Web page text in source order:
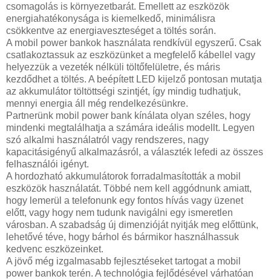
csomagolás is környezetbarát. Emellett az eszközök
energiahatékonysága is kiemelkedő, minimálisra
csökkentve az energiaveszteséget a töltés során.
A mobil power bankok használata rendkívül egyszerű. Csak
csatlakoztassuk az eszközünket a megfelelő kábellel vagy
helyezzük a vezeték nélküli töltőfelületre, és máris
kezdődhet a töltés. A beépített LED kijelző pontosan mutatja
az akkumulátor töltöttségi szintjét, így mindig tudhatjuk,
mennyi energia áll még rendelkezésünkre.
Partnerünk mobil power bank kínálata olyan széles, hogy
mindenki megtalálhatja a számára ideális modellt. Legyen
szó alkalmi használatról vagy rendszeres, nagy
kapacitásigényű alkalmazásról, a választék lefedi az összes
felhasználói igényt.
A hordozható akkumulátorok forradalmasították a mobil
eszközök használatát. Többé nem kell aggódnunk amiatt,
hogy lemerül a telefonunk egy fontos hívás vagy üzenet
előtt, vagy hogy nem tudunk navigálni egy ismeretlen
városban. A szabadság új dimenzióját nyitják meg előttünk,
lehetővé téve, hogy bárhol és bármikor használhassuk
kedvenc eszközeinket.
A jövő még izgalmasabb fejlesztéseket tartogat a mobil
power bankok terén. A technológia fejlődésével várhatóan